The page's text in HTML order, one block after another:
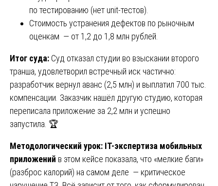
по тестированию (нет unit-тестов).
Стоимость устранения дефектов по рыночным
оценкам — от 1,2 до 1,8 млн рублей.
Итог суда: Суд отказал студии во взыскании второго
транша, удовлетворил встречный иск частично:
разработчик вернул аванс (2,5 млн) и выплатил 700 тыс.
компенсации. Заказчик нашёл другую студию, которая
переписала приложение за 2,2 млн и успешно
запустила. 🏆
Методологический урок: IT-экспертиза мобильных
приложений в этом кейсе показала, что «мелкие баги»
(разброс калорий) на самом деле — критическое